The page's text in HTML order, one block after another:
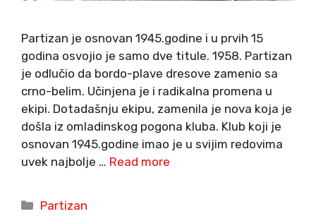
Partizan je osnovan 1945.godine i u prvih 15
godina osvojio je samo dve titule. 1958. Partizan
je odlučio da bordo-plave dresove zamenio sa
crno-belim. Učinjena je i radikalna promena u
ekipi. Dotadašnju ekipu, zamenila je nova koja je
došla iz omladinskog pogona kluba. Klub koji je
osnovan 1945.godine imao je u svijim redovima
uvek najbolje … Read more
Categories
Partizan